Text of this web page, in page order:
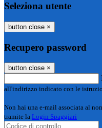
Seleziona utente
button close ×
Recupero password
button close ×
all'indirizzo indicato con le
Non hai una e-mail associata al
tramite la Login Spaggiari